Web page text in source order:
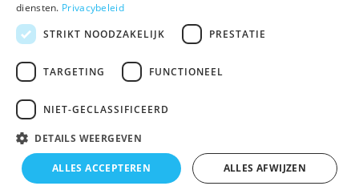
Bezoekadres
Korte Leidsedwarsstraat 12 II
T 020 - 345 22 12
Algemene voorwaarden
Disclaimer
diensten. Privacybeleid
STRIKT NOODZAKELIJK
PRESTATIE
TARGETING FUNCTIONEEL
NIET-GECLASSIFICEERD
DETAILS WEERGEVEN
ALLES ACCEPTEREN ALLES AFWIJZEN